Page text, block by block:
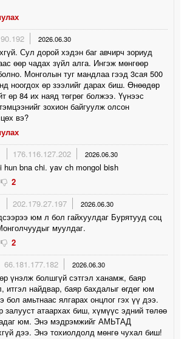
2026.06.30
Сул дорой хэдэн баг авчирч зориуд
өөр чадах зүйл алга. Ингэж мөнгөөр
Монголын туг мандлаа гээд 3сая 500
ноогдох өр зээлийг дарах биш. Өнөөдөр
өр 84 их наяд төгрөг болжээ. Үүнээс
зохион байгуулж олсон
вэ?
176.116.127.202 2026.06.30
hun bna chi. yav ch mongol bish
2
202.179.27.197 2026.06.30
юм л бол гайхуулдаг Бурятууд соц
муулдаг.
2
66.181.177.182 2026.06.30
үнэлж болшгүй сэтгэл ханамж, баяр
итгэл найдвар, баяр бахдалыг өгдөг юм
бол амьтнаас ялгарах онцлог гэх үү дээ.
залууст атаархах биш, хүмүүс эдний төлөө
юм. Энэ мэдрэмжийг АМЬТАД
дээ. Энэ тохиолдолд мөнгө чухал биш!